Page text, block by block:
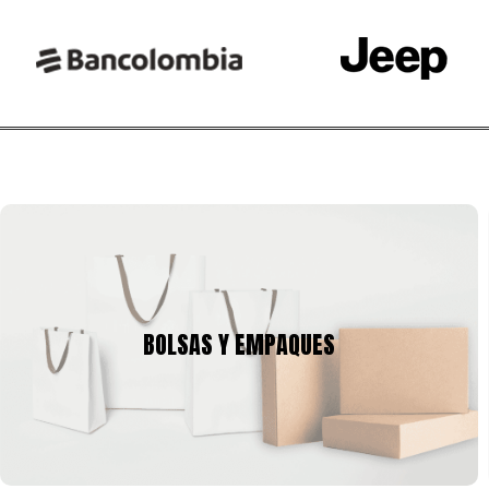
BOLSAS Y EMPAQUES
BOLSAS Y EMPAQUES
Tenemos una amplia gama de empaques para tu producto,
cajas y bolsas en gran variedad de tamaños, calibres,
formas, que se pueden ajustar a la imagen corporativa de tu